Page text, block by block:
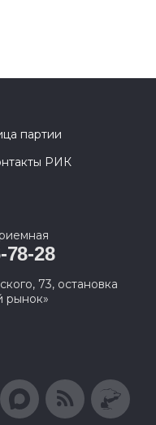
партии
РИК
78-28
73, остановка
рынок»